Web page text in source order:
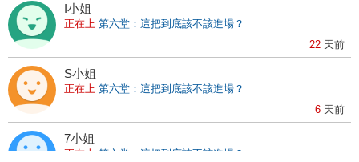
I小姐
正在上 第六堂：這把到底該不該進場？
22 天前
S小姐
正在上 第六堂：這把到底該不該進場？
6 天前
7小姐
正在上
第六堂：這把到底該不該進場？